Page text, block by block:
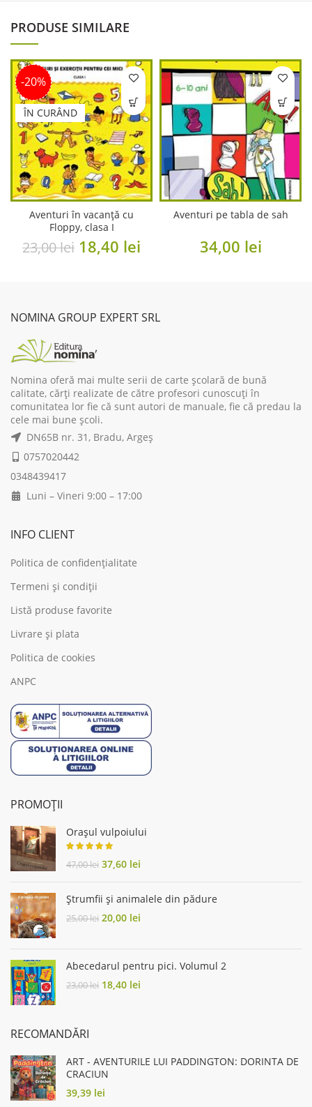
PRODUSE SIMILARE
-20%
ÎN CURÂND
Aventuri în vacanță cu
Floppy, clasa I
23,00lei Original
18,40 lei
Aventuri pe tabla de sah
34,00 lei
NOMINA GROUP EXPERT SRL
Nomina oferă mai multe serii de carte școlară de bună
calitate, cărți realizate de către profesori cunoscuți în
comunitatea lor fie că sunt autori de manuale, fie că predau la
cele mai bune școli.
DN65B nr. 31, Bradu, Argeș
0757020442
0348439417
Luni – Vineri 9:00 – 17:00
INFO CLIENT
Politica de confidențialitate
Termeni și condiții
Listă produse favorite
Livrare și plata
Politica de cookies
ANPC
PROMOȚII
Orașul vulpoiului
47,00lei Original
47,00 lei.
37,60 lei
37,60 lei.
Ștrumfii și animalele din pădure
25,00lei Original
20,00 lei
Abecedarul pentru pici. Volumul 2
23,00lei Original
18,40 lei
RECOMANDĂRI
ART - AVENTURILE LUI PADDINGTON: DORINTA DE
CRACIUN
39,39 lei